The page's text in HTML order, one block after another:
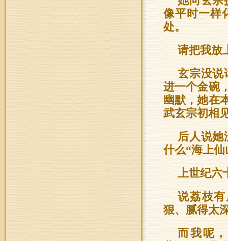
像平时一样
处。
请把我放
玄宗没说
进一个金碗
幽默，她在
武玄宗初相
后人说她
什么“海上
上世纪六
说荔枝
狠、腻得太
而我呢